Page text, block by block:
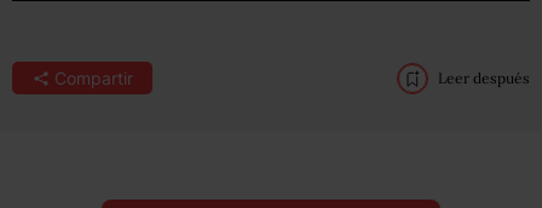
Compartir Leer después